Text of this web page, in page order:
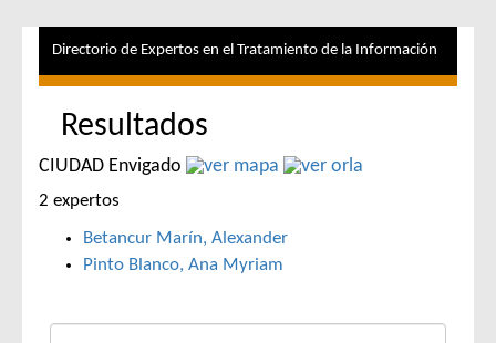
Directorio de Expertos en el Tratamiento de la Información
Resultados
CIUDAD Envigado
2 expertos
Betancur Marín, Alexander
Pinto Blanco, Ana Myriam